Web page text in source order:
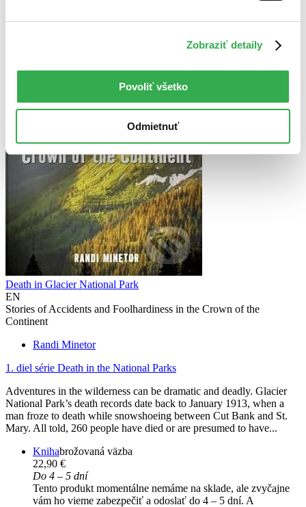
Zobraziť detaily
Povoliť všetko
Odmietnuť
Death in Glacier National Park
EN
Stories of Accidents and Foolhardiness in the Crown of the
Continent
Randi Minetor
1. diel série Death in the National Parks
Adventures in the wilderness can be dramatic and deadly. Glacier
National Park’s death records date back to January 1913, when a
man froze to death while snowshoeing between Cut Bank and St.
Mary. All told, 260 people have died or are presumed to have...
Knihabrožovaná väzba
22,90 €
Do 4 – 5 dní
Tento produkt momentálne nemáme na sklade, ale zvyčajne
vám ho vieme zabezpečiť a odoslať do 4 – 5 dní. A